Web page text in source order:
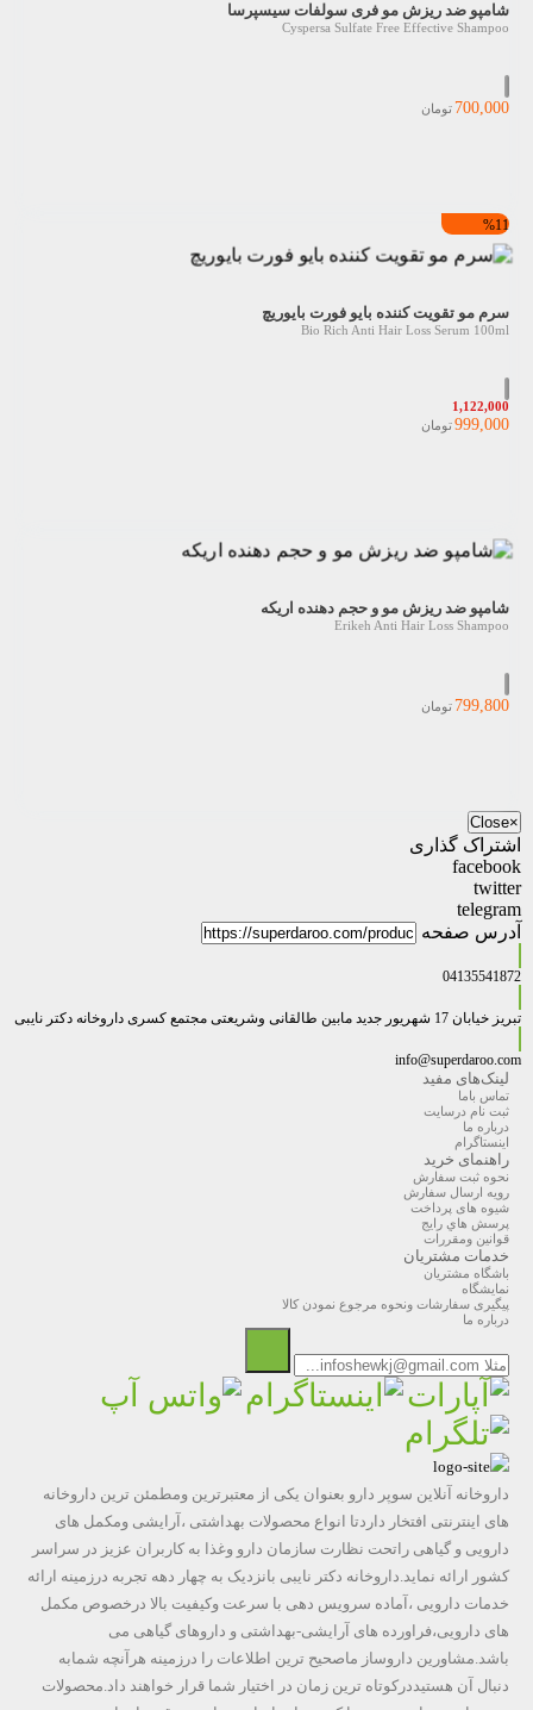
شامپو ضد ریزش مو فری سولفات سیسپرسا
Cyspersa Sulfate Free Effective Shampoo
700,000 تومان
%11
سرم مو تقویت کننده بایو فورت بایوریچ
Bio Rich Anti Hair Loss Serum 100ml
1,122,000
999,000تومان
شامپو ضد ریزش مو و حجم دهنده اریکه
Erikeh Anti Hair Loss Shampoo
799,800 تومان
×
Close
اشتراک گذاری
facebook
twitter
telegram
آدرس صفحه
04135541872
تبریز خیابان 17 شهریور جدید مابین طالقانی وشریعتی مجتمع کسری داروخانه دکتر نایبی
info@superdaroo.com
لینک‌های مفید
تماس باما
ثبت نام درسایت
درباره ما
اینستاگرام
راهنمای خرید
نحوه ثبت سفارش
رویه ارسال سفارش
شیوه های پرداخت
پرسش هاي رايج
قوانین ومقررات
خدمات مشتریان
باشگاه مشتریان
نمایشگاه
پیگیری سفارشات ونحوه مرجوع نمودن کالا
درباره ما
داروخانه آنلاین سوپر دارو بعنوان یکی از معتبرترین ومطمئن ترین داروخانه
های اینترنتی افتخار داردتا انواع محصولات بهداشتی ،آرایشی ومکمل های
دارویی و گیاهی راتحت نظارت سازمان دارو وغذا به کاربران عزیز در سراسر
کشور ارائه نماید.داروخانه دکتر نایبی بانزدیک به چهار دهه تجربه درزمینه ارائه
خدمات دارویی ،آماده سرویس دهی با سرعت وکیفیت بالا درخصوص مکمل
های دارویی،فراورده های آرایشی-بهداشتی و داروهای گیاهی می
باشد.مشاورین داروساز ماصحیح ترین اطلاعات را درزمینه هرآنچه شمابه
دنبال آن هستیددرکوتاه ترین زمان در اختیار شما قرار خواهند داد.محصولات